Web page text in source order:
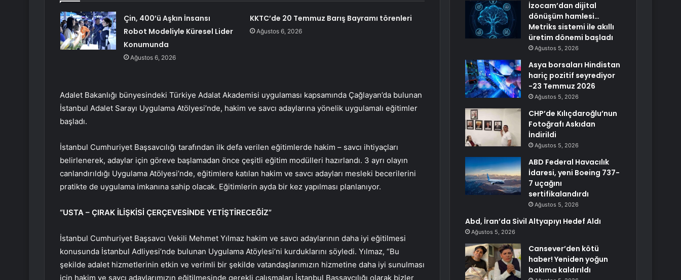
Çin, 400’ü Aşkın İnsansı
Robot Modeliyle Küresel Lider
Konumunda
Ağustos 6, 2026
KKTC’de 20 Temmuz Barış Bayramı törenleri
Ağustos 6, 2026
Adalet Bakanlığı bünyesindeki Türkiye Adalat Akademisi uygulaması kapsamında Çağlayan’da bulunan
İstanbul Adalet Sarayı Uygulama Atölyesi’nde, hakim ve savcı adaylarına yönelik uygulamalı eğitimler
başladı.
İstanbul Cumhuriyet Başsavcılığı tarafından ilk defa verilen eğitimlerde hakim – savcı ihtiyaçları
belirlenerek, adaylar için göreve başlamadan önce çeşitli eğitim modülleri hazırlandı. 3 ayrı olayın
canlandırıldığı Uygulama Atölyesi’nde, eğitimlere katılan hakim ve savcı adayları mesleki becerilerini
pratikte de uygulama imkanına sahip olacak. Eğitimlerin ayda bir kez yapılması planlanıyor.
“USTA – ÇIRAK İLİŞKİSİ ÇERÇEVESİNDE YETİŞTİRECEĞİZ”
İstanbul Cumhuriyet Başsavcı Vekili Mehmet Yılmaz hakim ve savcı adaylarının daha iyi eğitilmesi
konusunda İstanbul Adliyesi’nde bulunan Uygulama Atöylesi’ni kurduklarını söyledi. Yılmaz, “Bu
şekilde adalet hizmetlerinin etkin ve verimli bir şekilde vatandaşlarımızın hizmetine daha iyi sunulması
için hakim ve savcı adaylarımızın eğitilmesinde gerekli çalışmaları İstanbul Başsavcılığı olarak bizler
İzocam’dan dijital
dönüşüm hamlesi…
Metriks sistemi ile akıllı
üretim dönemi başladı
Ağustos 5, 2026
Asya borsaları Hindistan
hariç pozitif seyrediyor
-23 Temmuz 2026
Ağustos 5, 2026
CHP’de Kılıçdaroğlu’nun
Fotoğrafı Askıdan
İndirildi
Ağustos 5, 2026
ABD Federal Havacılık
İdaresi, yeni Boeing 737-
7 uçağını
sertifikalandırdı
Ağustos 5, 2026
Abd, İran’da Sivil Altyapıyı Hedef Aldı
Ağustos 5, 2026
Cansever’den kötü
haber! Yeniden yoğun
bakıma kaldırıldı